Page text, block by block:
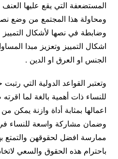
المستضعفة التي يقع عليها
ومحاولة هذا المجتمع من وضع
وضابطة في نصها لأشكال
اشكال التمييز وتعزيز مبدا
الجنس او العرق او الدين .
وتعتبر القواعد الدولية التي
للنساء ذات أهمية بالغة لما
اعمالها بمثابة أداة وازنة يمكن
وضمان مشاركة واسعة للنساء في
ممارسة افضل لحقوقهن والتمتع
باحترام هذه الحقوق والسعي